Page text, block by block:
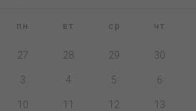
пн вт ср чт
27 28 29 30
3 4 5 6
10 11 12 13